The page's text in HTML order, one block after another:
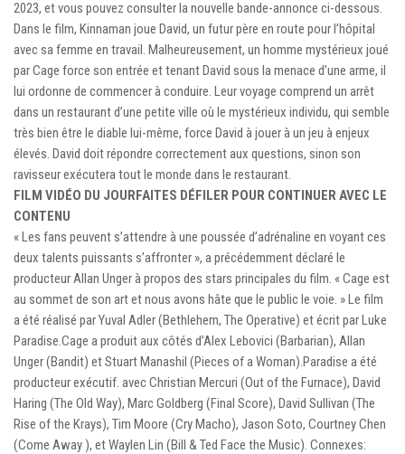
2023, et vous pouvez consulter la nouvelle bande-annonce ci-dessous.
Dans le film, Kinnaman joue David, un futur père en route pour l’hôpital
avec sa femme en travail. Malheureusement, un homme mystérieux joué
par Cage force son entrée et tenant David sous la menace d’une arme, il
lui ordonne de commencer à conduire. Leur voyage comprend un arrêt
dans un restaurant d’une petite ville où le mystérieux individu, qui semble
très bien être le diable lui-même, force David à jouer à un jeu à enjeux
élevés. David doit répondre correctement aux questions, sinon son
ravisseur exécutera tout le monde dans le restaurant.
FILM VIDÉO DU JOURFAITES DÉFILER POUR CONTINUER AVEC LE
CONTENU
« Les fans peuvent s’attendre à une poussée d’adrénaline en voyant ces
deux talents puissants s’affronter », a précédemment déclaré le
producteur Allan Unger à propos des stars principales du film. « Cage est
au sommet de son art et nous avons hâte que le public le voie. » Le film
a été réalisé par Yuval Adler (Bethlehem, The Operative) et écrit par Luke
Paradise.Cage a produit aux côtés d’Alex Lebovici (Barbarian), Allan
Unger (Bandit) et Stuart Manashil (Pieces of a Woman).Paradise a été
producteur exécutif. avec Christian Mercuri (Out of the Furnace), David
Haring (The Old Way), Marc Goldberg (Final Score), David Sullivan (The
Rise of the Krays), Tim Moore (Cry Macho), Jason Soto, Courtney Chen
(Come Away ), et Waylen Lin (Bill & Ted Face the Music). Connexes: